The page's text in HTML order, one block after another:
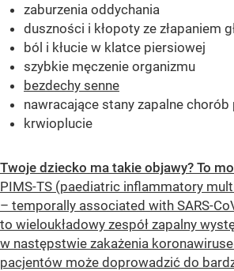
zaburzenia oddychania
duszności i kłopoty ze złapaniem
ból i kłucie w klatce piersiowej
szybkie męczenie organizmu
bezdechy senne
nawracające stany zapalne chorób
krwioplucie
Twoje dziecko ma takie objawy? To
PIMS-TS (paediatric inflammatory
– temporally associated with SARS-
to wieloukładowy zespół zapalny
w następstwie zakażenia
pacjentów może doprowadzić do